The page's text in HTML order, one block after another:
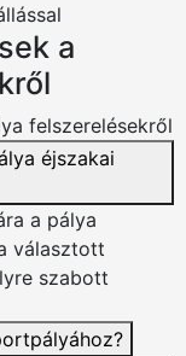
a
felszerelésekről
éjszakai
a pálya
választott
szabott